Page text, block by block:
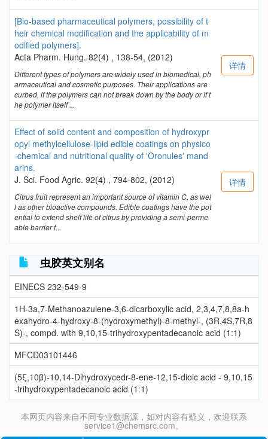
[Bio-based pharmaceutical polymers, possibility of t
heir chemical modification and the applicability of m
odified polymers].
Acta Pharm. Hung. 82(4) , 138-54, (2012)
Different types of polymers are widely used in biomedical, ph
armaceutical and cosmetic purposes. Their applications are
curbed, if the polymers can not break down by the body or if t
he polymer itself ...
详情
Effect of solid content and composition of hydroxypr
opyl methylcellulose-lipid edible coatings on physico
-chemical and nutritional quality of 'Oronules' mand
arins.
J. Sci. Food Agric. 92(4) , 794-802, (2012)
Citrus fruit represent an important source of vitamin C, as wel
l as other bioactive compounds. Edible coatings have the pot
ential to extend shelf life of citrus by providing a semi-perme
able barrier t...
详情
虫胶英文别名
EINECS 232-549-9
1H-3a,7-Methanoazulene-3,6-dicarboxylic acid, 2,3,4,7,8,8a-h
exahydro-4-hydroxy-8-(hydroxymethyl)-8-methyl-, (3R,4S,7R,8
S)-, compd. with 9,10,15-trihydroxypentadecanoic acid (1:1)
MFCD03101446
(5ξ,10β)-10,14-Dihydroxycedr-8-ene-12,15-dioic acid - 9,10,15
-trihydroxypentadecanoic acid (1:1)
本网页内容来自不同专业数据源，如对内容有疑义，欢迎联系
service1@chemsrc.com。